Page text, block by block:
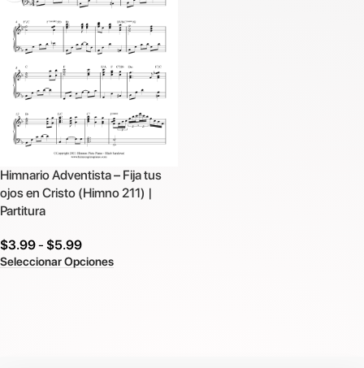
Himnario Adventista – Fija tus
ojos en Cristo (Himno 211) |
Partitura
$3.99- $5.99
Seleccionar Opciones